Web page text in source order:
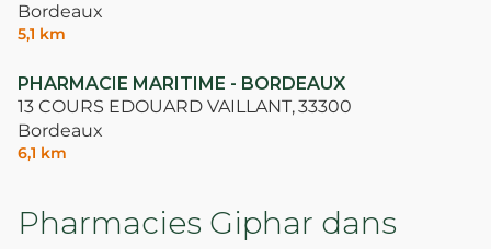
Bordeaux
5,1 km
PHARMACIE MARITIME - BORDEAUX
13 COURS EDOUARD VAILLANT,33300
Bordeaux
6,1 km
Pharmacies Giphar dans